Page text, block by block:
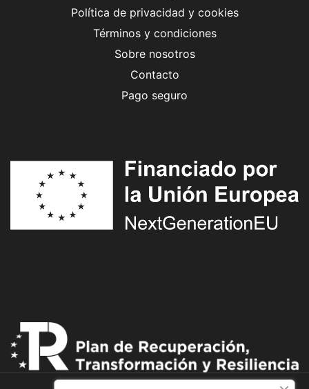
Política de privacidad y cookies
Términos y condiciones
Sobre nosotros
Contacto
Pago seguro